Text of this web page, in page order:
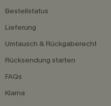
Bestellstatus
Lieferung
Umtausch & Rückgaberecht
Rücksendung starten
FAQs
Klarna